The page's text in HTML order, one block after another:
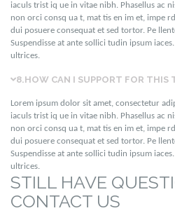
iaculs trist iq ue in vitae nibh. Phasellus ac
non orci consq ua t, mat tis en im et, impe
dui posuere consequat et sed tortor. Pe
Suspendisse at ante sollici tudin ipsum
ultrices.
8.HOW CAN I SUPPORT FOR THIS
Lorem ipsum dolor sit amet, consectetur
iaculs trist iq ue in vitae nibh. Phasellus ac
non orci consq ua t, mat tis en im et, impe
dui posuere consequat et sed tortor. Pe
Suspendisse at ante sollici tudin ipsum
ultrices.
STILL HAVE
CONTACT US